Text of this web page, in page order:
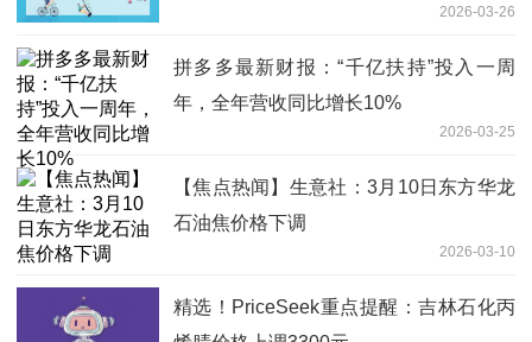
2026-03-26
拼多多最新财报：“千亿扶持”投入一周
年，全年营收同比增长10%
2026-03-25
【焦点热闻】生意社：3月10日东方华龙
石油焦价格下调
2026-03-10
精选！PriceSeek重点提醒：吉林石化丙